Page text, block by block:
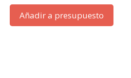
Añadir a presupuesto